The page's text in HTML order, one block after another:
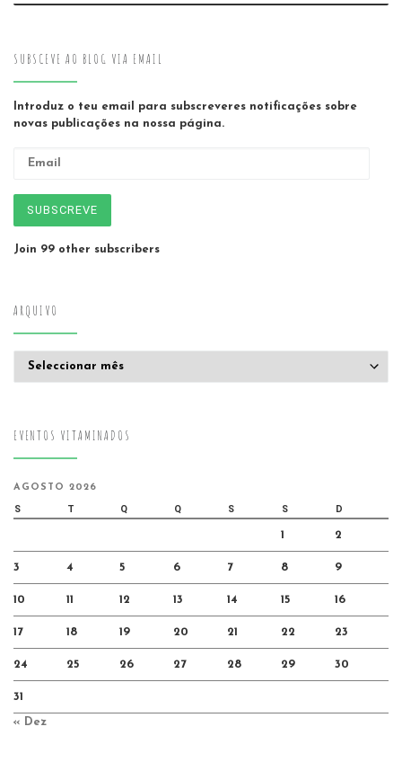
SUBSCEVE AO BLOG VIA EMAIL
Introduz o teu email para subscreveres notificações sobre
novas publicações na nossa página.
SUBSCREVE
Join 99 other subscribers
ARQUIVO
EVENTOS VITAMINADOS
AGOSTO 2026
S T Q Q S S D
1 2
3 4 5 6 7 8 9
10 11 12 13 14 15 16
17 18 19 20 21 22 23
24 25 26 27 28 29 30
31
« Dez